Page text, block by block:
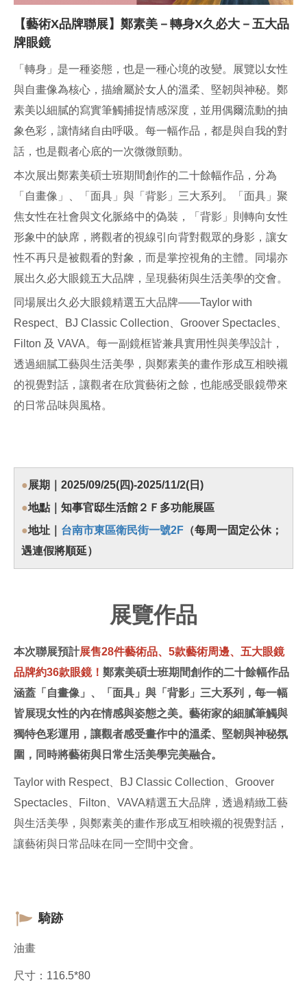
【藝術X品牌聯展】鄭素美－轉身X久必大－五大品
牌眼鏡
「轉身」是一種姿態，也是一種心境的改變。展覽以女性
與自畫像為核心，描繪屬於女人的溫柔、堅韌與神秘。鄭
素美以細膩的寫實筆觸捕捉情感深度，並用偶爾流動的抽
象色彩，讓情緒自由呼吸。每一幅作品，都是與自我的對
話，也是觀者心底的一次微微顫動。
本次展出鄭素美碩士班期間創作的二十餘幅作品，分為
「自畫像」、「面具」與「背影」三大系列。「面具」聚
焦女性在社會與文化脈絡中的偽裝，「背影」則轉向女性
形象中的缺席，將觀者的視線引向背對觀眾的身影，讓女
性不再只是被觀看的對象，而是掌控視角的主體。同場亦
展出久必大眼鏡五大品牌，呈現藝術與生活美學的交會。
同場展出久必大眼鏡精選五大品牌——Taylor with
Respect、BJ Classic Collection、Groover Spectacles、
Filton 及 VAVA。每一副鏡框皆兼具實用性與美學設計，
透過細膩工藝與生活美學，與鄭素美的畫作形成互相映襯
的視覺對話，讓觀者在欣賞藝術之餘，也能感受眼鏡帶來
的日常品味與風格。
●展期｜2025/09/25(四)-2025/11/2(日)
●地點｜知事官邸生活館２Ｆ多功能展區
●地址｜ 台南市東區衛民街一號2F （每周一固定公休；
遇連假將順延）
展覽作品
本次聯展預計展售28件藝術品、5款藝術周邊、五大眼鏡
品牌約36款眼鏡！ 鄭素美碩士班期間創作的二十餘幅作品
涵蓋「自畫像」、「面具」與「背影」三大系列，每一幅
皆展現女性的內在情感與姿態之美。藝術家的細膩筆觸與
獨特色彩運用，讓觀者感受畫作中的溫柔、堅韌與神秘氛
圍，同時將藝術與日常生活美學完美融合。
Taylor with Respect、BJ Classic Collection、Groover
Spectacles、Filton、VAVA精選五大品牌，透過精緻工藝
與生活美學，與鄭素美的畫作形成互相映襯的視覺對話，
讓藝術與日常品味在同一空間中交會。
騎跡
油畫
尺寸：116.5*80